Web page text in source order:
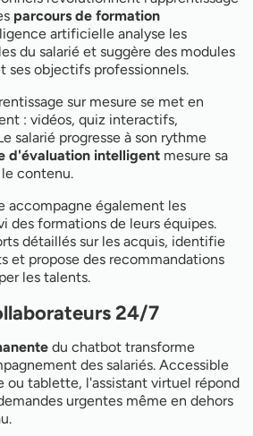
parcours de formation
artificielle analyse les
du salarié et suggère des modules
ses objectifs professionnels.
sur mesure se met en
: vidéos, quiz interactifs,
salarié progresse à son rythme
d'évaluation intelligent mesure sa
contenu.
accompagne également les
des formations de leurs équipes.
détaillés sur les acquis, identifie
et propose des recommandations
les talents.
24/7
du chatbot transforme
des salariés. Accessible
ou tablette, l'assistant virtuel répond
urgentes même en dehors